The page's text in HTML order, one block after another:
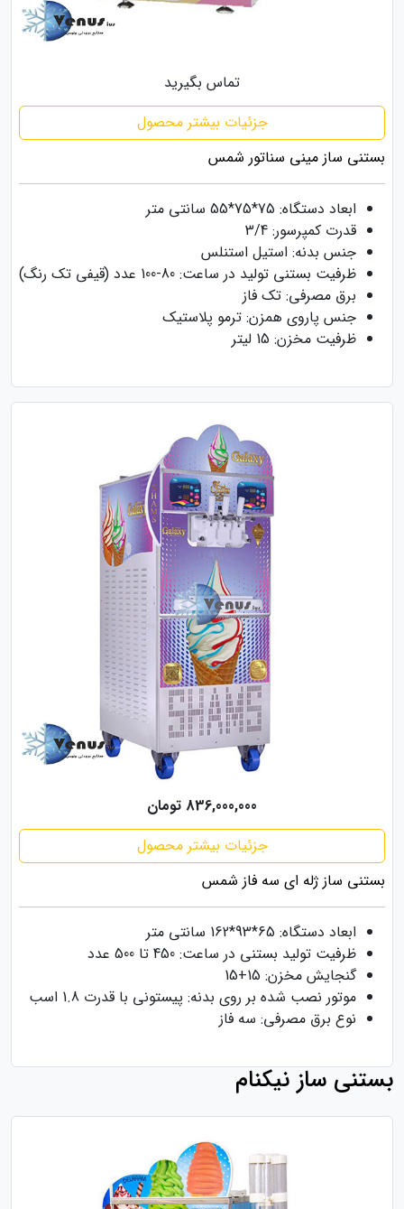
تماس بگیرید
جزئیات بیشتر محصول
بستنی ساز مینی سناتور شمس
ابعاد دستگاه: 75*75*55 سانتی متر
قدرت کمپرسور: 3/4
جنس بدنه: استیل استنلس
ظرفیت بستنی تولید در ساعت: 80-100 عدد (قیفی تک رنگ)
برق مصرفی: تک فاز
جنس پاروی همزن: ترمو پلاستیک
ظرفیت مخزن: 15 لیتر
836,000,000 تومان
جزئیات بیشتر محصول
بستنی ساز ژله ای سه فاز شمس
ابعاد دستگاه: 65*93*162 سانتی متر
ظرفیت تولید بستنی در ساعت: 450 تا 500 عدد
گنجایش مخزن: 15+15
موتور نصب شده بر روی بدنه: پیستونی با قدرت 1.8 اسب
نوع برق مصرفی: سه فاز
بستنی ساز نیکنام